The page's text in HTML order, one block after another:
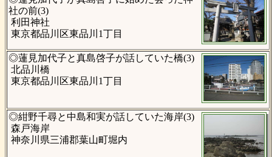
社の前(3)
利田神社
東京都品川区東品川1丁目
◎蓮見加代子と真島啓子が話していた橋(3)
北品川橋
東京都品川区東品川1丁目
◎紺野千尋と中島和実が話していた海岸(3)
森戸海岸
神奈川県三浦郡葉山町堀内